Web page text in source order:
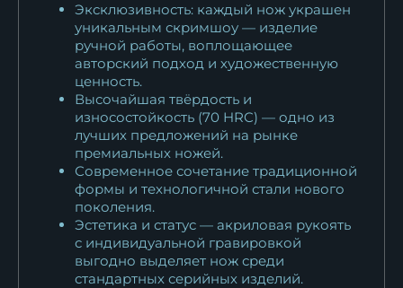
Эксклюзивность: каждый нож украшен
уникальным скримшоу — изделие
ручной работы, воплощающее
авторский подход и художественную
ценность.
Высочайшая твёрдость и
износостойкость (70 HRC) — одно из
лучших предложений на рынке
премиальных ножей.
Современное сочетание традиционной
формы и технологичной стали нового
поколения.
Эстетика и статус — акриловая рукоять
с индивидуальной гравировкой
выгодно выделяет нож среди
стандартных серийных изделий.